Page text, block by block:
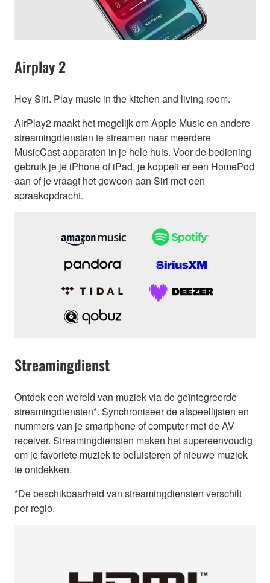
Airplay 2
Hey Siri. Play music in the kitchen and living room.
AirPlay2 maakt het mogelijk om Apple Music en andere
streamingdiensten te streamen naar meerdere
MusicCast-apparaten in je hele huis. Voor de bediening
gebruik je je iPhone of iPad, je koppelt er een HomePod
aan of je vraagt het gewoon aan Siri met een
spraakopdracht.
Streamingdienst
Ontdek een wereld van muziek via de geïntegreerde
streamingdiensten*. Synchroniseer de afspeellijsten en
nummers van je smartphone of computer met de AV-
receiver. Streamingdiensten maken het supereenvoudig
om je favoriete muziek te beluisteren of nieuwe muziek
te ontdekken.
*De beschikbaarheid van streamingdiensten verschilt
per regio.